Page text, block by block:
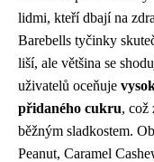
lidmi, kteří dbají na
Barebells tyčinky
liší, ale většina se
uživatelů oceňuje
přidaného cukru, což
běžným sladkostem.
Peanut, Caramel